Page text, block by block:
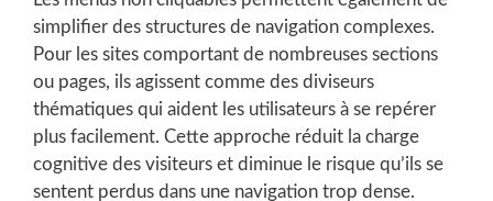
simplifier des structures de navigation complexes.
Pour les sites comportant de nombreuses sections
ou pages, ils agissent comme des diviseurs
thématiques qui aident les utilisateurs à se repérer
plus facilement. Cette approche réduit la charge
cognitive des visiteurs et diminue le risque qu’ils se
sentent perdus dans une navigation trop dense.